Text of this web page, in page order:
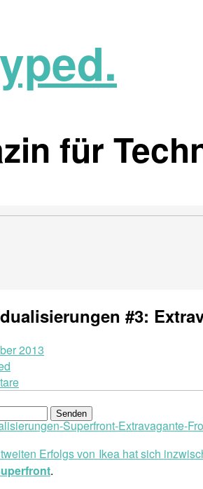
für
#3:
2013
Erfolgs von Ikea hat sich
.